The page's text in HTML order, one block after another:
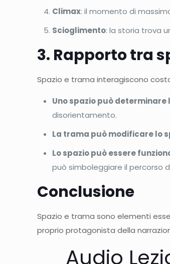
Climax: il momento di
Scioglimento: la storia trova
3. Rapporto tra
Spazio e trama interagiscono
Uno spazio può
disorientamento.
La trama può modificare lo
Lo spazio può essere
può simboleggiare il percorso
Conclusione
Spazio e trama sono elementi
proprio protagonista della
Audio